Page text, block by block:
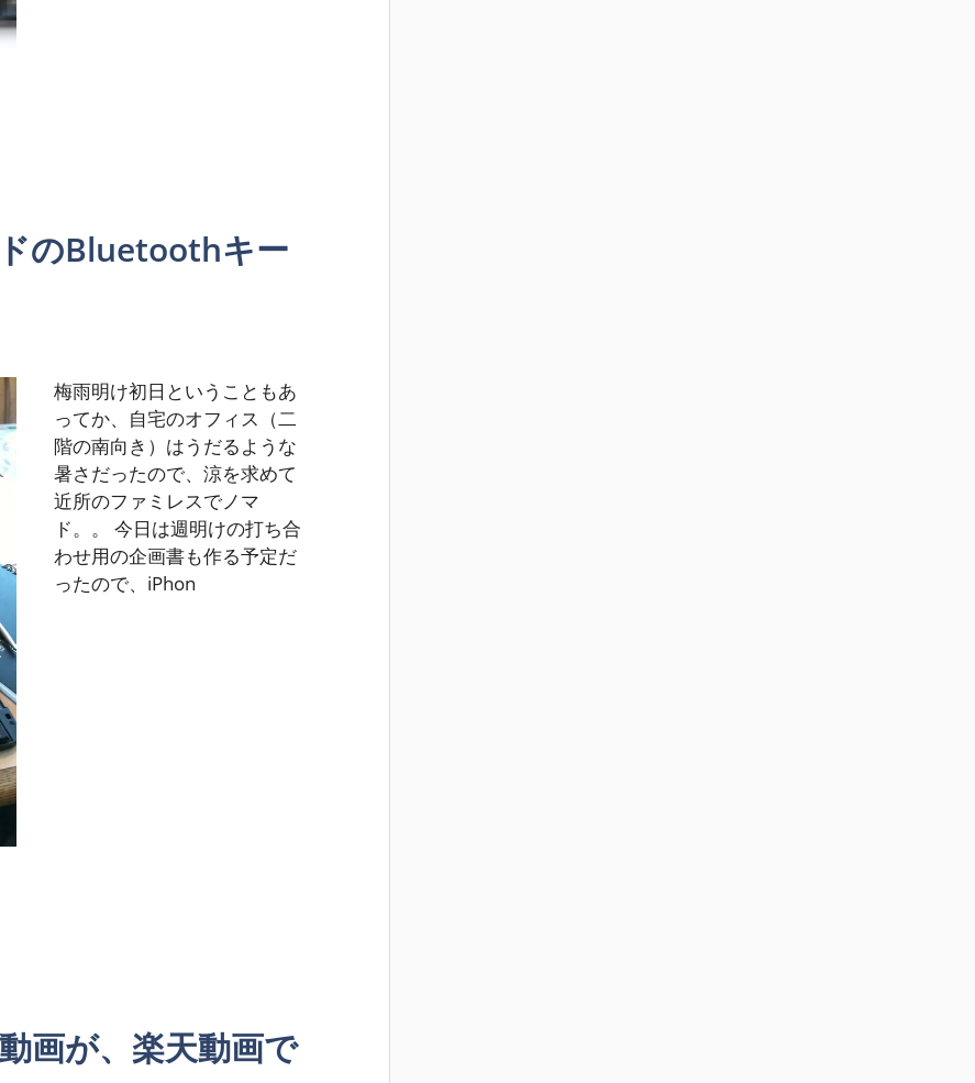
のBluetoothキー
梅雨明け初日ということもあ
ってか、自宅のオフィス（二
階の南向き）はうだるような
暑さだったので、涼を求めて
近所のファミレスでノマ
ド。。 今日は週明けの打ち合
わせ用の企画書も作る予定だ
ったので、iPhon
画が、楽天動画で